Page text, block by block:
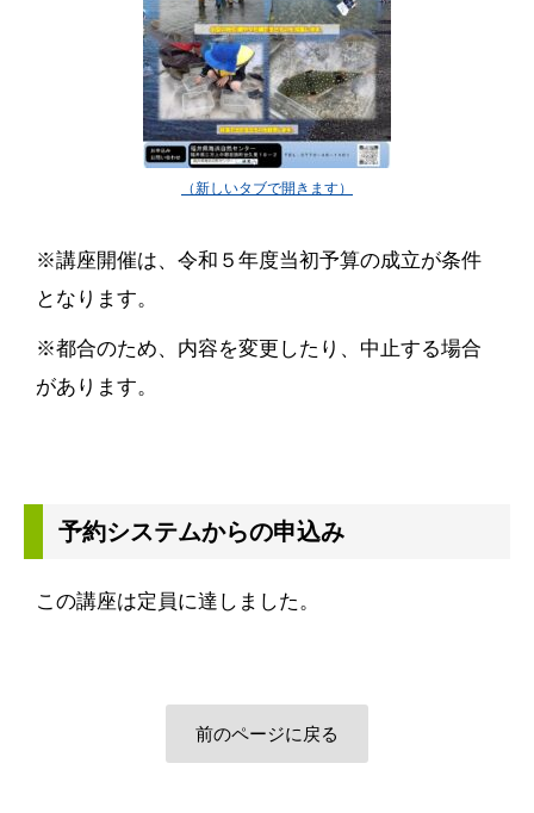
※講座開催は、令和５年度当初予算の成立が条件
となります。
※都合のため、内容を変更したり、中止する場合
があります。
予約システムからの申込み
この講座は定員に達しました。
前のページに戻る